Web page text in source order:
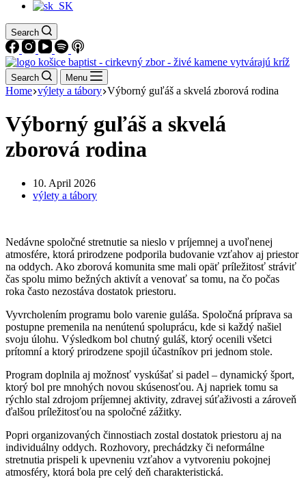
Search
Search Menu
Home výlety a tábory Výborný guľáš a skvelá zborová rodina
Výborný guľáš a skvelá
zborová rodina
10. April 2026
výlety a tábory
Nedávne spoločné stretnutie sa nieslo v príjemnej a uvoľnenej
atmosfére, ktorá prirodzene podporila budovanie vzťahov aj priestor
na oddych. Ako zborová komunita sme mali opäť príležitosť stráviť
čas spolu mimo bežných aktivít a venovať sa tomu, na čo počas
roka často nezostáva dostatok priestoru.
Vyvrcholením programu bolo varenie guláša. Spoločná príprava sa
postupne premenila na nenútenú spoluprácu, kde si každý našiel
svoju úlohu. Výsledkom bol chutný guláš, ktorý ocenili všetci
prítomní a ktorý prirodzene spojil účastníkov pri jednom stole.
Program doplnila aj možnosť vyskúšať si padel – dynamický šport,
ktorý bol pre mnohých novou skúsenosťou. Aj napriek tomu sa
rýchlo stal zdrojom príjemnej aktivity, zdravej súťaživosti a zároveň
ďalšou príležitosťou na spoločné zážitky.
Popri organizovaných činnostiach zostal dostatok priestoru aj na
individuálny oddych. Rozhovory, prechádzky či neformálne
stretnutia prispeli k upevneniu vzťahov a vytvoreniu pokojnej
atmosféry, ktorá bola pre celý deň charakteristická.